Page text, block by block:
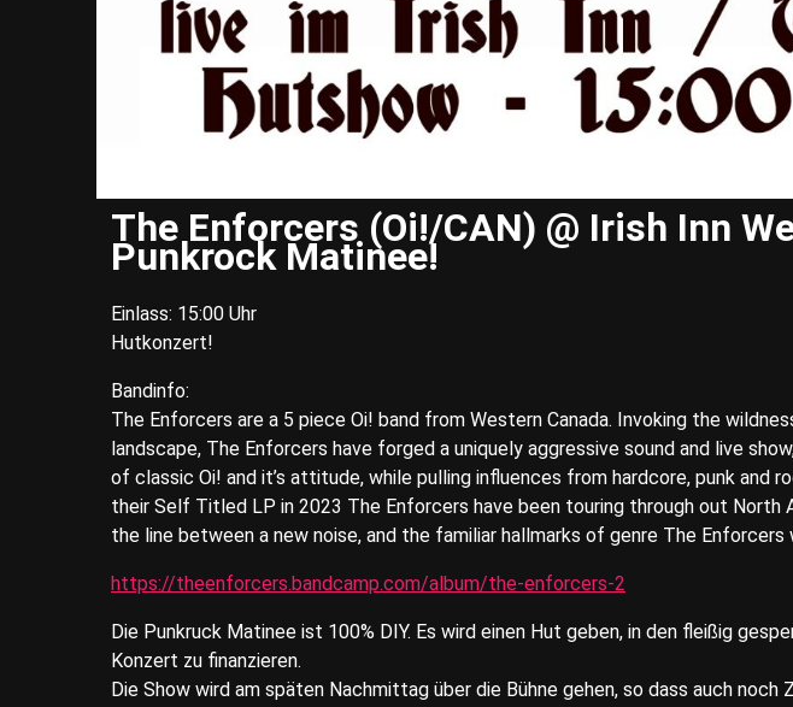
The Enforcers (Oi!/CAN) @ Irish Inn
Punkrock Matinee!
Einlass: 15:00 Uhr
Hutkonzert!
Bandinfo:
The Enforcers are a 5 piece Oi! band from Western Canada. Invoking the
landscape, The Enforcers have forged a uniquely aggressive sound and live
of classic Oi! and it’s attitude, while pulling influences from hardcore, punk and
their Self Titled LP in 2023 The Enforcers have been touring through out North
the line between a new noise, and the familiar hallmarks of genre The Enforcers
https://theenforcers.bandcamp.com/album/the-enforcers-2
Die Punkruck Matinee ist 100% DIY. Es wird einen Hut geben, in den fleißig
Konzert zu finanzieren.
Die Show wird am späten Nachmittag über die Bühne gehen, so dass auch noch